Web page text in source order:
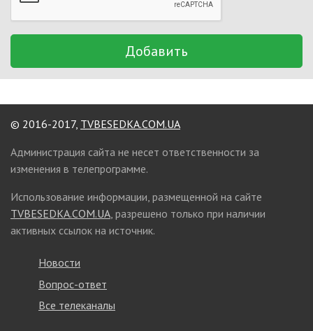
Добавить
© 2016-2017, TVBESEDKA.COM.UA
Администрация сайта не несет ответственности за
изменения в телепрограмме.
Использование информации, размещенной на сайте
TVBESEDKA.COM.UA , разрешено только при наличии
активных ссылок на источник.
Новости
Вопрос-ответ
Все телеканалы